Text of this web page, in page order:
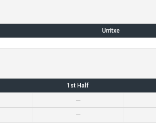
Urritxe
1st Half
—
—